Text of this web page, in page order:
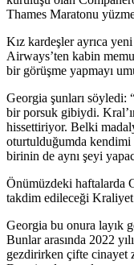
Thames Maratonu
Kız kardeşler ayrıca
Airways’ten kabin
bir görüşme yapmayı
Georgia şunları söyledi:
bir porsuk gibiydi.
hissettiriyor. Belki
oturtulduğumda
birinin de aynı şeyi
Önümüzdeki haftalarda
takdim edileceği
Georgia bu onura layık
Bunlar arasında 2022
gezdirirken çifte cinayet